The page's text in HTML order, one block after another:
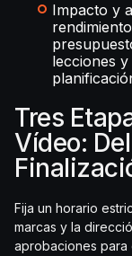
Impacto y
lecciones
Tres
Vídeo:
Fija un horario
marcas y la
aprobaciones para